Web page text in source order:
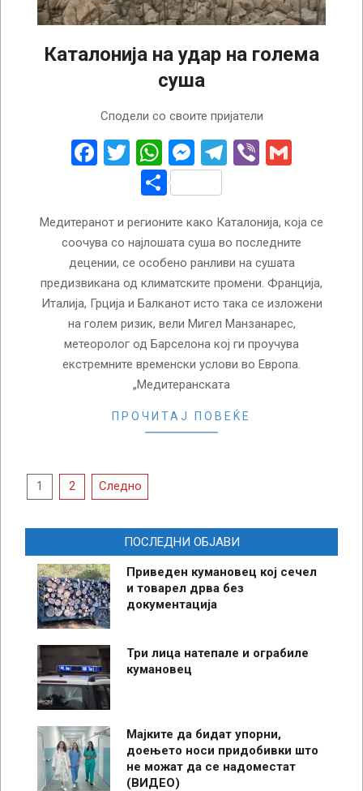
Каталонија на удар на голема
суша
Сподели со своите пријатели
Facebook
Twitter
WhatsApp
Messenger
Telegram
Viber
Share
Медитеранот и регионите како Каталонија, која се
соочува со најлошата суша во последните
децении, се особено ранливи на сушата
предизвикана од климатските промени. Франција,
Италија, Грција и Балканот исто така се изложени
на голем ризик, вели Мигел Манзанарес,
метеоролог од Барселона кој ги проучува
екстремните временски услови во Европа.
„Медитеранската
ПРОЧИТАЈ ПОВЕЌЕ
Posts
1 2 Следно
ПОСЛЕДНИ ОБЈАВИ
Приведен кумановец кој сечел
и товарел дрва без
документација
Три лица натепале и ограбиле
кумановец
Мајките да бидат упорни,
доењето носи придобивки што
не можат да се надоместат
(ВИДЕО)